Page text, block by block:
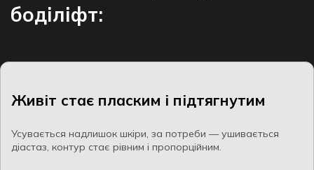
боділіфт:
Живіт стає пласким і підтягнутим
Усувається надлишок шкіри, за потреби — ушивається
діастаз, контур стає рівним і пропорційним.